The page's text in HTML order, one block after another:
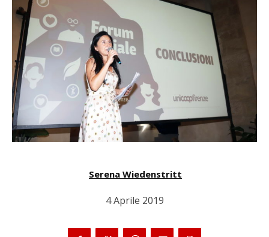
Serena Wiedenstritt
4 Aprile 2019